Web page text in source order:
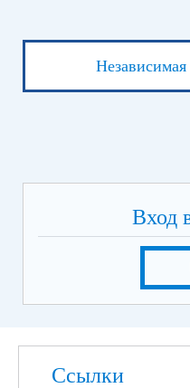
Независимая
Вход
Ссылки